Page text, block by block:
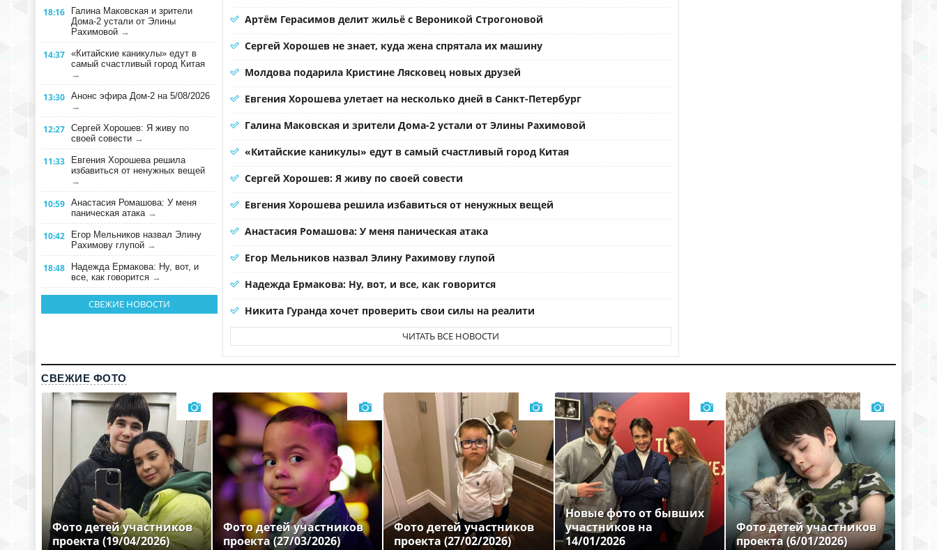
18:16
Галина Маковская и зрители
Дома-2 устали от Элины
Рахимовой →
14:37 «Китайские каникулы» едут в
самый счастливый город Китая
→
13:30 Анонс эфира Дом-2 на 5/08/2026
→
12:27 Сергей Хорошев: Я живу по
своей совести →
11:33
Евгения Хорошева решила
избавиться от ненужных вещей
→
10:59 Анастасия Ромашова: У меня
паническая атака →
10:42
Егор Мельников назвал Элину
Рахимову глупой →
18:48
Надежда Ермакова: Ну, вот, и
все, как говорится →
СВЕЖИЕ НОВОСТИ
Артём Герасимов делит жильё с Вероникой Строгоновой
Сергей Хорошев не знает, куда жена спрятала их машину
Молдова подарила Кристине Лясковец новых друзей
Евгения Хорошева улетает на несколько дней в Санкт-Петербург
Галина Маковская и зрители Дома-2 устали от Элины Рахимовой
«Китайские каникулы» едут в самый счастливый город Китая
Сергей Хорошев: Я живу по своей совести
Евгения Хорошева решила избавиться от ненужных вещей
Анастасия Ромашова: У меня паническая атака
Егор Мельников назвал Элину Рахимову глупой
Надежда Ермакова: Ну, вот, и все, как говорится
Никита Гуранда хочет проверить свои силы на реалити
ЧИТАТЬ ВСЕ НОВОСТИ
СВЕЖИЕ ФОТО
Фото детей участников
проекта (19/04/2026)
Фото детей участников
проекта (27/03/2026)
Фото детей участников
проекта (27/02/2026)
Новые фото от бывших
участников на
14/01/2026
Фото детей участников
проекта (6/01/2026)